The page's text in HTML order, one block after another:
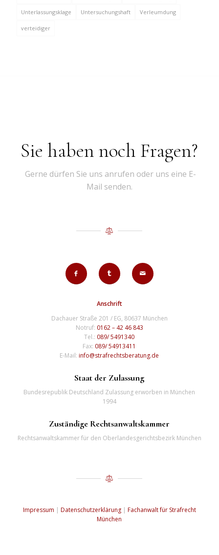
Unterlassungsklage Untersuchungshaft Verleumdung
verteidiger
Sie haben noch Fragen?
Gerne dürfen Sie uns anrufen oder uns eine E-
Mail senden.
Anschrift
Dachauer Straße 201 / EG, 80637 München
Notruf: 0162 – 42 46 843
Tel.: 089/ 5491340
Fax: 089/ 54913411
E-Mail:info@strafrechtsberatung.de
Staat der Zulassung
Bundesrepublik Deutschland Zulassung erworben in München
1994
Zuständige Rechtsanwaltskammer
Rechtsanwaltskammer für den Oberlandesgerichtsbezirk München
Impressum | Datenschutzerklärung| Fachanwalt für Strafrecht
München